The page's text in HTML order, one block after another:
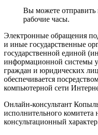
Вы можете отправить
рабочие часы.
Электронные обращения
и иные государственные
государственной единой
информационной системы
граждан и юридических
обеспечивается
компьютерной сети
Онлайн-консультант
исполнительного комитета
консультационный